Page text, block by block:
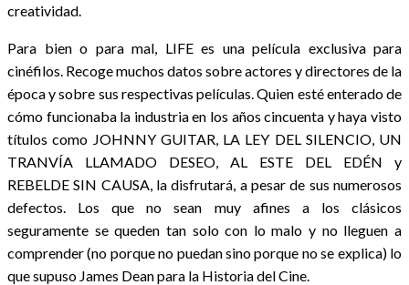
creatividad.
Para bien o para mal, LIFE es una película exclusiva para
cinéfilos. Recoge muchos datos sobre actores y directores de la
época y sobre sus respectivas películas. Quien esté enterado de
cómo funcionaba la industria en los años cincuenta y haya visto
títulos como JOHNNY GUITAR, LA LEY DEL SILENCIO, UN
TRANVÍA LLAMADO DESEO, AL ESTE DEL EDÉN y
REBELDE SIN CAUSA, la disfrutará, a pesar de sus numerosos
defectos. Los que no sean muy afines a los clásicos
seguramente se queden tan solo con lo malo y no lleguen a
comprender (no porque no puedan sino porque no se explica) lo
que supuso James Dean para la Historia del Cine.